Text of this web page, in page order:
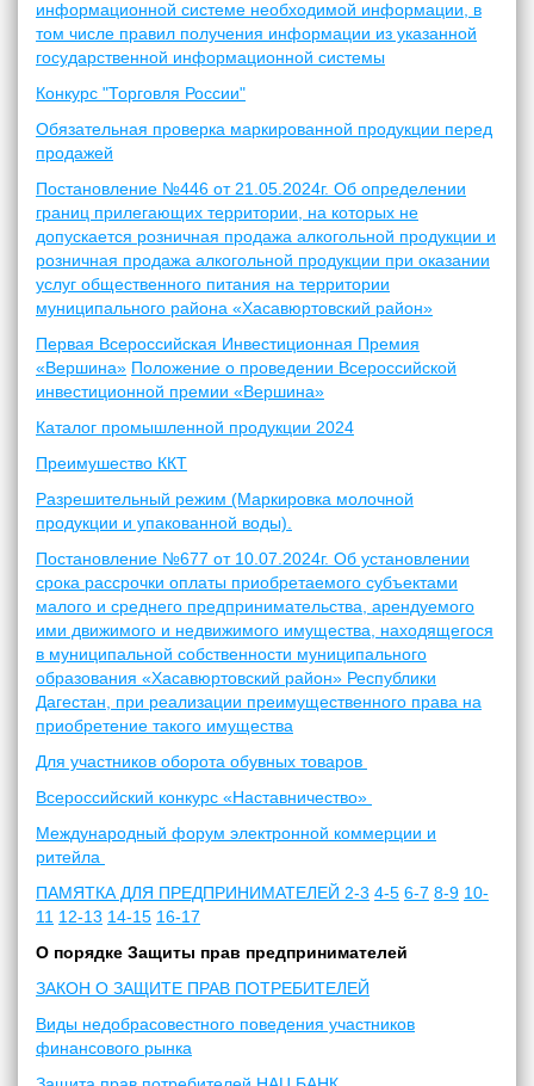
информационной системе необходимой информации, в
том числе правил получения информации из указанной
государственной информационной системы
Конкурс "Торговля России"
Обязательная проверка маркированной продукции перед
продажей
Постановление №446 от 21.05.2024г. Об определении
границ прилегающих территории, на которых не
допускается розничная продажа алкогольной продукции и
розничная продажа алкогольной продукции при оказании
услуг общественного питания на территории
муниципального района «Хасавюртовский район»
Первая Всероссийская Инвестиционная Премия
«Вершина» Положение о проведении Всероссийской
инвестиционной премии «Вершина»
Каталог промышленной продукции 2024
Преимушество ККТ
Разрешительный режим (Маркировка молочной
продукции и упакованной воды).
Постановление №677 от 10.07.2024г. Об установлении
срока рассрочки оплаты приобретаемого субъектами
малого и среднего предпринимательства, арендуемого
ими движимого и недвижимого имущества, находящегося
в муниципальной собственности муниципального
образования «Хасавюртовский район» Республики
Дагестан, при реализации преимущественного права на
приобретение такого имущества
Для участников оборота обувных товаров
Всероссийский конкурс «Наставничество»
Международный форум электронной коммерции и
ритейла
ПАМЯТКА ДЛЯ ПРЕДПРИНИМАТЕЛЕЙ 2-3 4-5 6-7 8-9 10-
11 12-13 14-15 16-17
О порядке Защиты прав предпринимателей
ЗАКОН О ЗАЩИТЕ ПРАВ ПОТРЕБИТЕЛЕЙ
Виды недобрасовестного поведения участников
финансового рынка